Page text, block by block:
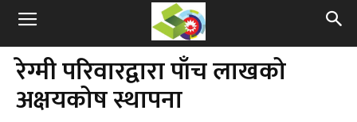
रेग्मी परिवारद्वारा पाँच लाखको
अक्षयकोष स्थापना